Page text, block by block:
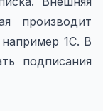
производит
1С. В
подписания